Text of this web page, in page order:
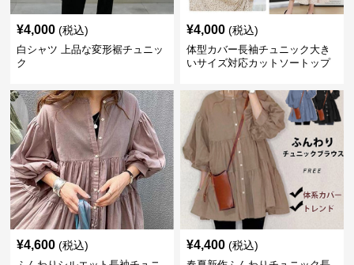
¥4,000 (税込)
白シャツ 上品な変形裾チュニッ
ク
¥4,000 (税込)
体型カバー長袖チュニック大き
いサイズ対応カットソートップ
¥4,600 (税込) ¥4,400 (税込)